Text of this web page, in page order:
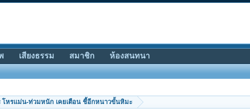
โหรแม่น-ท่วมหนัก เคยเตือน ชี้อีกหนาวขั้นหิมะ
เสียงธรรม สมาชิก ห้องสนทนา